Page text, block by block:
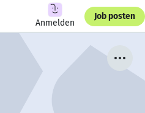
Anmelden
Job posten